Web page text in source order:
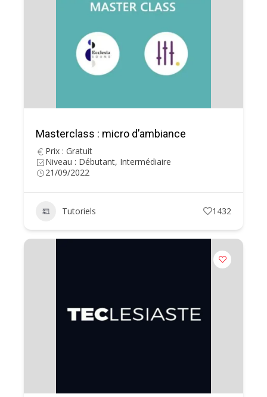
Masterclass : micro d’ambiance
Prix : Gratuit
Niveau : Débutant, Intermédiaire
21/09/2022
Tutoriels 1432